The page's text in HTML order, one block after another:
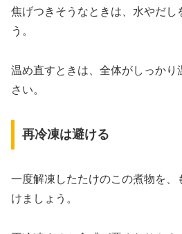
焦げつきそうなときは、水やだし
う。
温め直すときは、全体がしっかり
さい。
再冷凍は避ける
一度解凍したたけのこの煮物を、
けましょう。